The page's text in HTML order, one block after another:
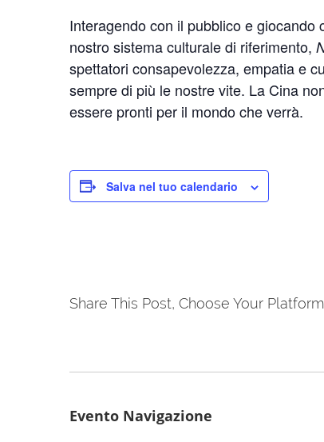
Interagendo con il pubblico e
nostro sistema culturale di riferimento,
spettatori consapevolezza, empatia e
sempre di più le nostre vite. La Cina
essere pronti per il mondo che verrà.
Salva nel tuo calendario
Share This Post, Choose Your
Evento Navigazione